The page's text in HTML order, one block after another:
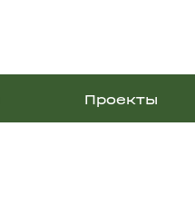
Проекты